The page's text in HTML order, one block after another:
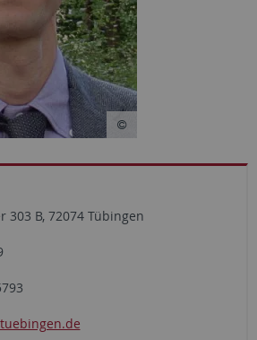
303 B, 72074 Tübingen